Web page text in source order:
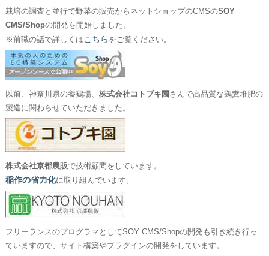
栽培の調査と並行で野菜の販売からネットショップのCMSのSOY
CMS/Shopの開発を開始しました。
※前職の話で詳しくは こちら をご覧ください。
以前、神奈川県の養鶏場、 株式会社コトブキ園 さんで高品質な鶏糞堆肥の
製造に関わらせていただきました。
株式会社京都農販で技術顧問をしています。
稲作の省力化に取り組んでいます。
フリーランスのプログラマとしてSOY CMS/Shopの開発も引き続き行っ
ていますので、サイト構築やプラグインの開発をしています。